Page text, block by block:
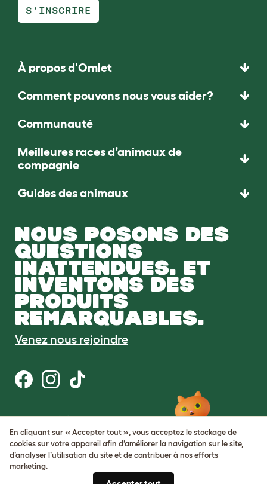
S'INSCRIRE
À propos d'Omlet
Comment pouvons nous vous aider?
Communauté
Meilleures races d’animaux de
compagnie
Guides des animaux
NOUS POSONS DES
QUESTIONS
INATTENDUES. ET
INVENTONS DES
PRODUITS
REMARQUABLES.
Venez nous rejoindre
Conditions générales
Protection de la vie privée et cookies
Cookie Settings
Plan du site
Numéro de TVA: FR34839369105
En cliquant sur « Accepter tout », vous acceptez le stockage de
cookies sur votre appareil afin d’améliorer la navigation sur le site,
d’analyser l’utilisation du site et de contribuer à nos efforts
marketing.